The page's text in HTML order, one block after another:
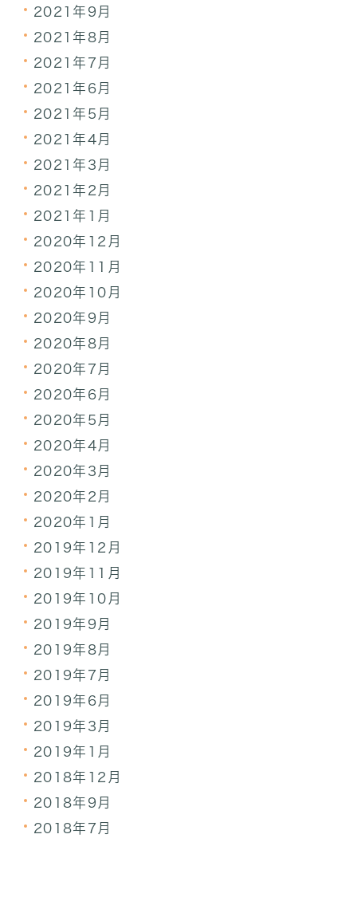
2021年9月
2021年8月
2021年7月
2021年6月
2021年5月
2021年4月
2021年3月
2021年2月
2021年1月
2020年12月
2020年11月
2020年10月
2020年9月
2020年8月
2020年7月
2020年6月
2020年5月
2020年4月
2020年3月
2020年2月
2020年1月
2019年12月
2019年11月
2019年10月
2019年9月
2019年8月
2019年7月
2019年6月
2019年3月
2019年1月
2018年12月
2018年9月
2018年7月